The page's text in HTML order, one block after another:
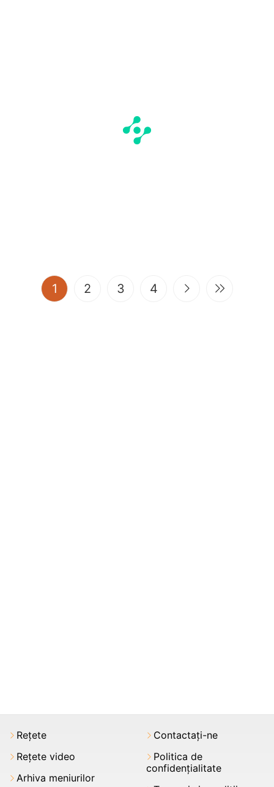
1 (current)
2 3 4
Rețete
Rețete video
Arhiva meniurilor
Contactați-ne
Politica de
confidențialitate